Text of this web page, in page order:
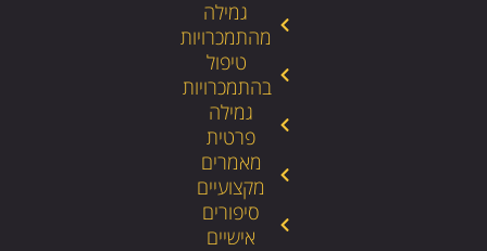
גמילה
מהתמכרויות
טיפול
בהתמכרויות
גמילה
פרטית
מאמרים
מקצועיים
סיפורים
אישיים